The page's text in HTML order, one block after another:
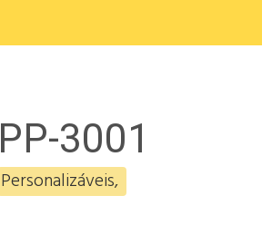
PP-3001
Personalizáveis,